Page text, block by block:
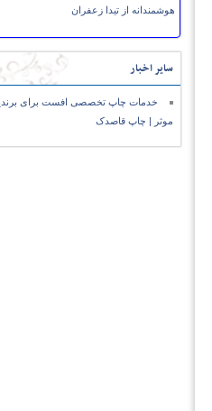
هوشمندانه از تیدا زعفران
سایر اخبار
خدمات چاپ تخصصی افست برای
موثر | چاپ قاصدک